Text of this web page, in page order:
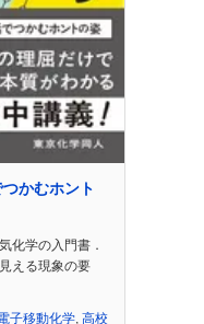
かむホント
化学の入門書．
える現象の要
子移動化学 高校